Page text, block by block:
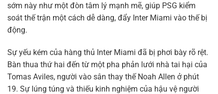
sớm này như một đòn tâm lý mạnh mẽ, giúp PSG kiểm
soát thế trận một cách dễ dàng, đẩy Inter Miami vào thế bị
động.
Sự yếu kém của hàng thủ Inter Miami đã bị phơi bày rõ rệt.
Bàn thua thứ hai đến từ một pha phản lưới nhà tai hại của
Tomas Aviles, người vào sân thay thế Noah Allen ở phút
19. Sự lúng túng và thiếu kinh nghiệm của hậu vệ người